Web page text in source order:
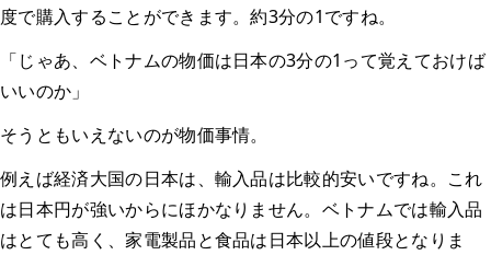
度で購入することができます。約3分の1ですね。
「じゃあ、ベトナムの物価は日本の3分の1って覚えておけば
いいのか」
そうともいえないのが物価事情。
例えば経済大国の日本は、輸入品は比較的安いですね。これ
は日本円が強いからにほかなりません。ベトナムでは輸入品
はとても高く、家電製品と食品は日本以上の値段となりま